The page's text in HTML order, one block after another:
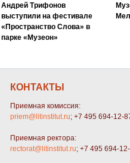
Андрей Трифонов
выступили на фестивале
«Пространство Слова» в
парке «Музеон»
КОНТАКТЫ
Приемная комиссия:
priem@litinstitut.ru; +7 495 694-12-
Приемная ректора:
rectorat@litinstitut.ru; +7 495 694-